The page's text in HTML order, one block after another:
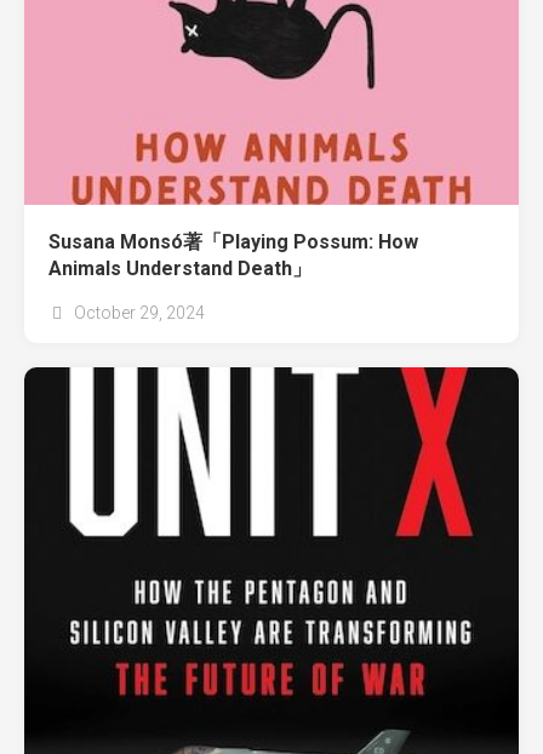
Susana Monsó著「Playing Possum: How
Animals Understand Death」
October 29, 2024